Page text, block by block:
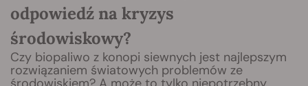
odpowiedź na kryzys
środowiskowy?
Czy biopaliwo z konopi siewnych jest najlepszym
rozwiązaniem światowych problemów ze